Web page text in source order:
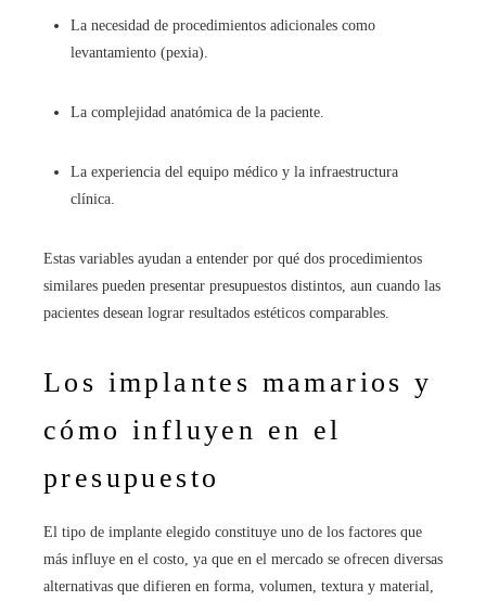
La necesidad de procedimientos adicionales como
levantamiento (pexia).
La complejidad anatómica de la paciente.
La experiencia del equipo médico y la infraestructura
clínica.
Estas variables ayudan a entender por qué dos procedimientos
similares pueden presentar presupuestos distintos, aun cuando las
pacientes desean lograr resultados estéticos comparables.
Los implantes mamarios y
cómo influyen en el
presupuesto
El tipo de implante elegido constituye uno de los factores que
más influye en el costo, ya que en el mercado se ofrecen diversas
alternativas que difieren en forma, volumen, textura y material,